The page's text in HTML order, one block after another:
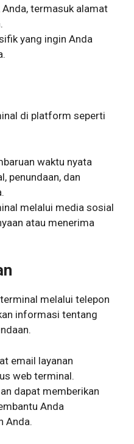
termasuk alamat
yang ingin Anda
di platform seperti
waktu nyata
penundaan, dan
melalui media sosial
atau menerima
melalui telepon
informasi tentang
email layanan
web terminal.
dapat memberikan
Anda
Anda.